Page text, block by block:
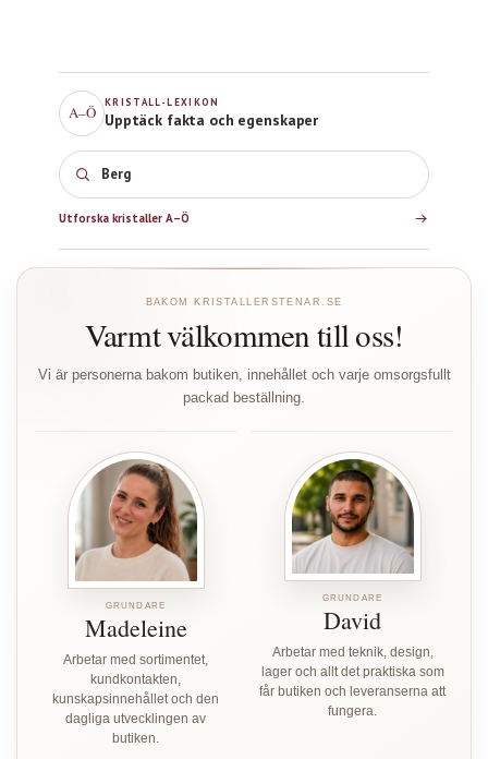
A–Ö
KRISTALL-LEXIKON
Upptäck fakta och egenskaper
Bergkristall
Utforska kristaller A–Ö
BAKOM KRISTALLERSTENAR.SE
Varmt välkommen till oss!
Vi är personerna bakom butiken, innehållet och varje omsorgsfullt
packad beställning.
GRUNDARE
Madeleine
Arbetar med sortimentet,
kundkontakten,
kunskapsinnehållet och den
dagliga utvecklingen av
butiken.
GRUNDARE
David
Arbetar med teknik, design,
lager och allt det praktiska som
får butiken och leveranserna att
fungera.